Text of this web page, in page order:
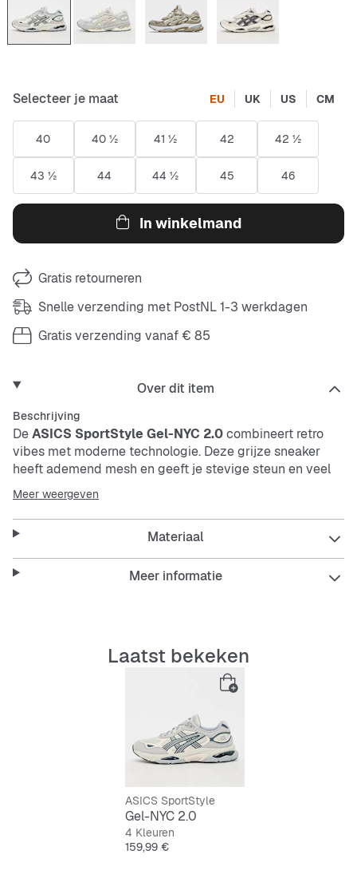
Selecteer je maat EU UK US CM
40 40 ½ 41 ½ 42 42 ½
43 ½ 44 44 ½ 45 46
In winkelmand
Gratis retourneren
Snelle verzending met PostNL 1-3 werkdagen
Gratis verzending vanaf € 85
Over dit item
Beschrijving
DeASICS SportStyle Gel-NYC 2.0combineert retro
vibes met moderne technologie. Deze grijze sneaker
heeft ademend mesh en geeft je stevige steun en veel
comfort. Perfect voor dagelijks gebruik als je houdt van
duurzame en stijlvolle schoenen.
Stabiele pasvorm voor een veilige grip
Veters voor een persoonlijke pasvorm
Moderne low-cut look
Meer weergeven
Materiaal
Meer informatie
Laatst bekeken
ASICS SportStyle
Gel-NYC 2.0
4 Kleuren
Prijs
159,99 €